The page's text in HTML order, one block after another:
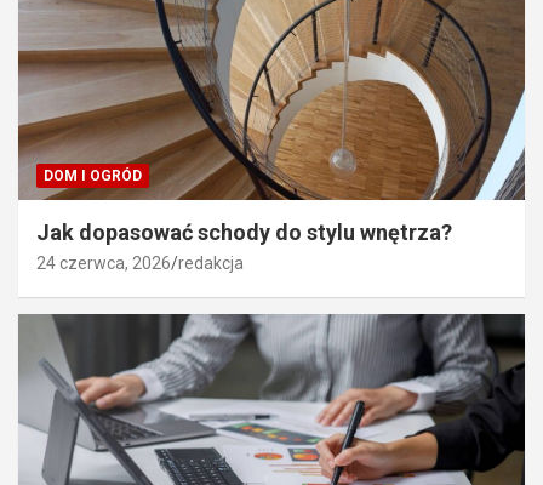
DOM I OGRÓD
Jak dopasować schody do stylu wnętrza?
24 czerwca, 2026 redakcja